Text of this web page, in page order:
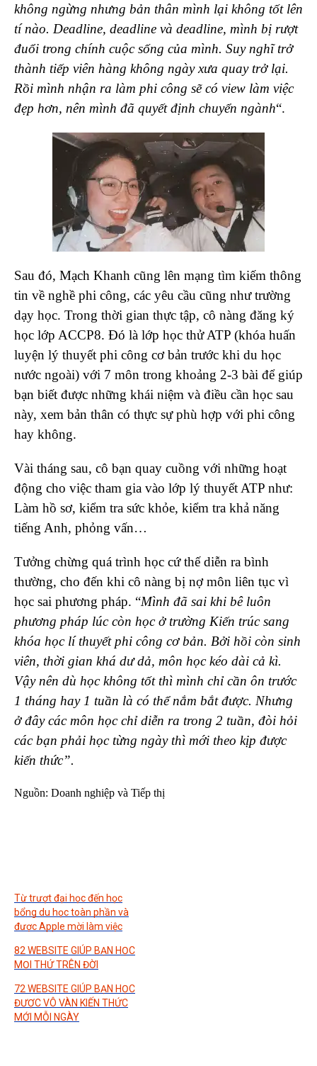
không ngừng nhưng bản thân mình lại không tốt lên
tí nào. Deadline, deadline và deadline, mình bị rượt
đuổi trong chính cuộc sống của mình. Suy nghĩ trở
thành tiếp viên hàng không ngày xưa quay trở lại.
Rồi mình nhận ra làm phi công sẽ có view làm việc
đẹp hơn, nên mình đã quyết định chuyển ngành“.
Sau đó, Mạch Khanh cũng lên mạng tìm kiếm thông
tin về nghề phi công, các yêu cầu cũng như trường
dạy học. Trong thời gian thực tập, cô nàng đăng ký
học lớp ACCP8. Đó là lớp học thử ATP (khóa huấn
luyện lý thuyết phi công cơ bản trước khi du học
nước ngoài) với 7 môn trong khoảng 2-3 bài để giúp
bạn biết được những khái niệm và điều cần học sau
này, xem bản thân có thực sự phù hợp với phi công
hay không.
Vài tháng sau, cô bạn quay cuồng với những hoạt
động cho việc tham gia vào lớp lý thuyết ATP như:
Làm hồ sơ, kiểm tra sức khỏe, kiểm tra khả năng
tiếng Anh, phỏng vấn…
Tưởng chừng quá trình học cứ thế diễn ra bình
thường, cho đến khi cô nàng bị nợ môn liên tục vì
học sai phương pháp. “Mình đã sai khi bê luôn
phương pháp lúc còn học ở trường Kiến trúc sang
khóa học lí thuyết phi công cơ bản. Bởi hồi còn sinh
viên, thời gian khá dư dả, môn học kéo dài cả kì.
Vậy nên dù học không tốt thì mình chỉ cần ôn trước
1 tháng hay 1 tuần là có thể nắm bắt được. Nhưng
ở đây các môn học chỉ diễn ra trong 2 tuần, đòi hỏi
các bạn phải học từng ngày thì mới theo kịp được
kiến thức”.
Nguồn: Doanh nghiệp và Tiếp thị
Từ trượt đại học đến học
bổng du học toàn phần và
được Apple mời làm việc
82 WEBSITE GIÚP BẠN HỌC
MỌI THỨ TRÊN ĐỜI
72 WEBSITE GIÚP BẠN HỌC
ĐƯỢC VÔ VÀN KIẾN THỨC
MỚI MỖI NGÀY